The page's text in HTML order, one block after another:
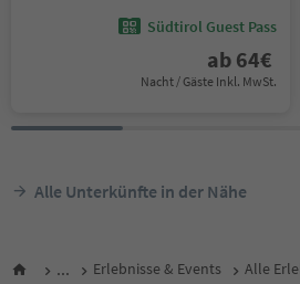
Südtirol Guest Pass
ab 64€
Nacht / Gäste Inkl. MwSt.
Alle Unterkünfte in der Nähe
... Erlebnisse & Events Alle